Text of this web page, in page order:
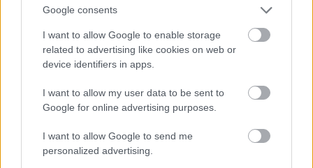
Google consents
I want to allow Google to enable storage
related to advertising like cookies on web or
device identifiers in apps.
I want to allow my user data to be sent to
Google for online advertising purposes.
I want to allow Google to send me
personalized advertising.
tapasztalatunkat!
Célzott kezelés fáradt
szemkörnyékre
Olyan gondosan válogatott, kiváló minőségű
botanikai összetevőkkel készül, mint például komló,
erdei fenyő, ázsiai gázló, mezei zsurló, citrom,